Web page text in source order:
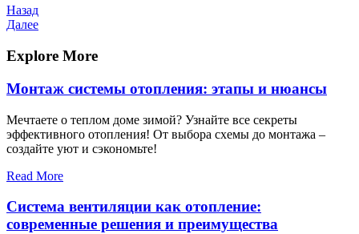
Навигация
по
записям
Предыдущая
запись
Назад
Следующая
Далее
Explore More
Монтаж системы отопления: этапы и нюансы
Мечтаете о теплом доме зимой? Узнайте все секреты
эффективного отопления! От выбора схемы до монтажа –
создайте уют и сэкономьте!
Read More
Система вентиляции как отопление:
современные решения и преимущества